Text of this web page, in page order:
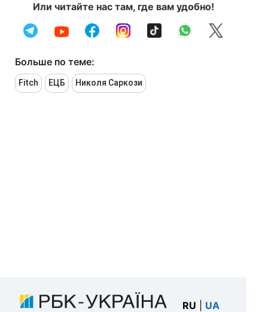
Или читайте нас там, где вам удобно!
Больше по теме:
Fitch ЕЦБ Николя Саркози
RU UA